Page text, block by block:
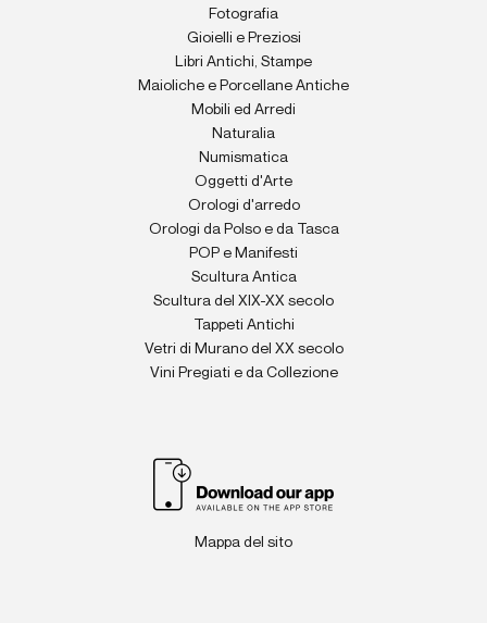
Fotografia
Gioielli e Preziosi
Libri Antichi, Stampe
Maioliche e Porcellane Antiche
Mobili ed Arredi
Naturalia
Numismatica
Oggetti d'Arte
Orologi d'arredo
Orologi da Polso e da Tasca
POP e Manifesti
Scultura Antica
Scultura del XIX-XX secolo
Tappeti Antichi
Vetri di Murano del XX secolo
Vini Pregiati e da Collezione
Mappa del sito